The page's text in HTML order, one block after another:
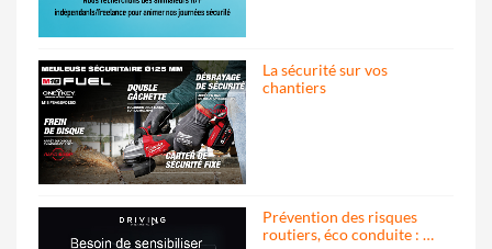
La sécurité sur vos
chantiers
Prévention des risques
routiers, éco conduite : …